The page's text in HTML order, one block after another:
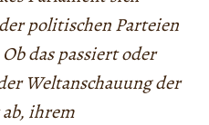
politischen Parteien
das passiert oder
Weltanschauung der
ihrem